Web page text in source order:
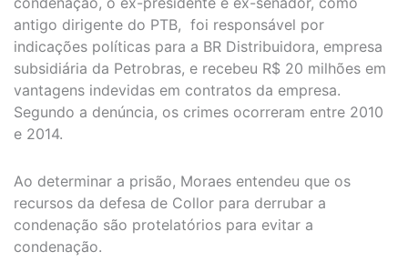
antigo dirigente do PTB, foi responsável por
indicações políticas para a BR Distribuidora, empresa
subsidiária da Petrobras, e recebeu R$ 20 milhões em
vantagens indevidas em contratos da empresa.
Segundo a denúncia, os crimes ocorreram entre 2010
e 2014.
Ao determinar a prisão, Moraes entendeu que os
recursos da defesa de Collor para derrubar a
condenação são protelatórios para evitar a
condenação.